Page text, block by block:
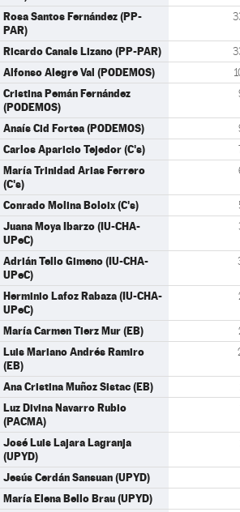
Rosa Santos Fernández (PP-
PAR)
Ricardo Canals Lizano (PP-PAR)
Alfonso Alegre Val (PODEMOS)
Cristina Pemán Fernández
(PODEMOS)
Anaís Cid Fortea (PODEMOS)
Carlos Aparicio Tejedor (C's)
María Trinidad Arias Ferrero
(C's)
Conrado Molina Boloix (C's)
Juana Moya Ibarzo (IU-CHA-
UPeC)
Adrián Tello Gimeno (IU-CHA-
UPeC)
Herminio Lafoz Rabaza (IU-CHA-
UPeC)
María Carmen Tierz Mur (EB)
Luis Mariano Andrés Ramiro
(EB)
Ana Cristina Muñoz Sistac (EB)
Luz Divina Navarro Rubio
(PACMA)
José Luis Lajara Lagranja
(UPYD)
Jesús Cerdán Sansuan (UPYD)
María Elena Bello Brau (UPYD)